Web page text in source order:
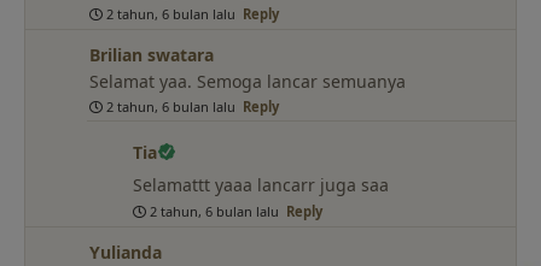
2 tahun, 6 bulan lalu Reply
Brilian swatara
Selamat yaa. Semoga lancar semuanya
2 tahun, 6 bulan lalu Reply
Tia
Selamattt yaaa lancarr juga saa
2 tahun, 6 bulan lalu Reply
Yulianda